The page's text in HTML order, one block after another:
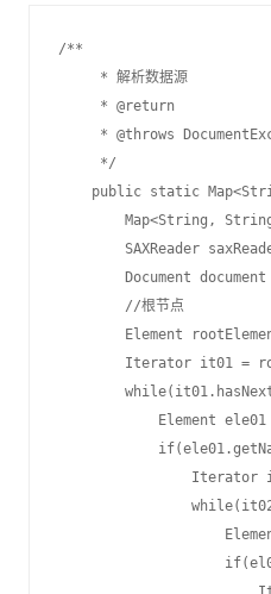
/**
     * 解析数据源
     * @return
* @throws
     */
public static
Map<String,
SAXReader
Document
        //根节点
Element
Iterator it01 =
Element
Iterator